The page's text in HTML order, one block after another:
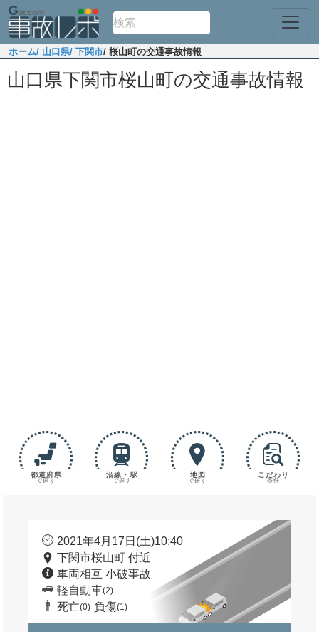
ホーム/ 山口県/ 下関市/ 桜山町の交通事故情報
山口県下関市桜山町の交通事故情報
都道府県
で探す
沿線・駅
で探す
地図
で探す
こだわり
条件
2021年4月17日(土)10:40
下関市桜山町 付近
車両相互 小破事故
軽自動車(2)
死亡(0) 負傷(1)